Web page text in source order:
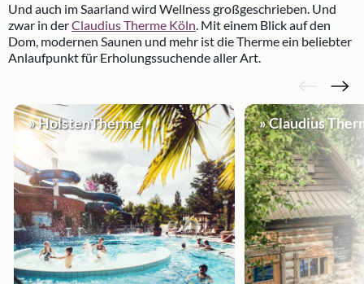
Und auch im Saarland wird Wellness großgeschrieben. Und
zwar in derClaudius Therme Köln. Mit einem Blick auf den
Dom, modernen Saunen und mehr ist die Therme ein beliebter
Anlaufpunkt für Erholungssuchende aller Art.
» HolstenTherme » Claudius